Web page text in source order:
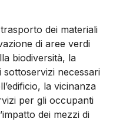
dei materiali
di aree verdi
biodiversità, la
sottoservizi ne­cessari
la vicinanza
per gli occupanti
dei mezzi di